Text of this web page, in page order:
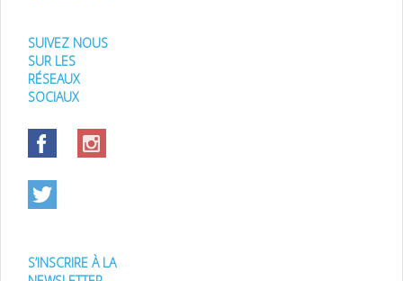
SUIVEZ NOUS
SUR LES
RÉSEAUX
SOCIAUX
S’INSCRIRE À LA